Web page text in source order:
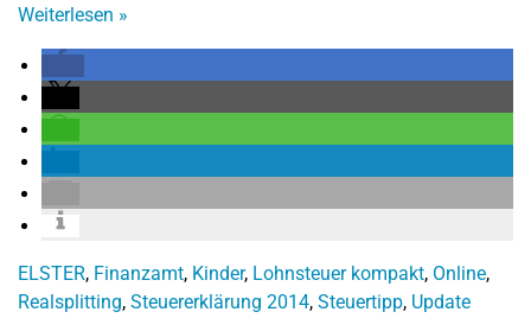
Weiterlesen »
ELSTER, Finanzamt, Kinder, Lohnsteuer kompakt, Online,
Realsplitting, Steuererklärung 2014, Steuertipp, Update